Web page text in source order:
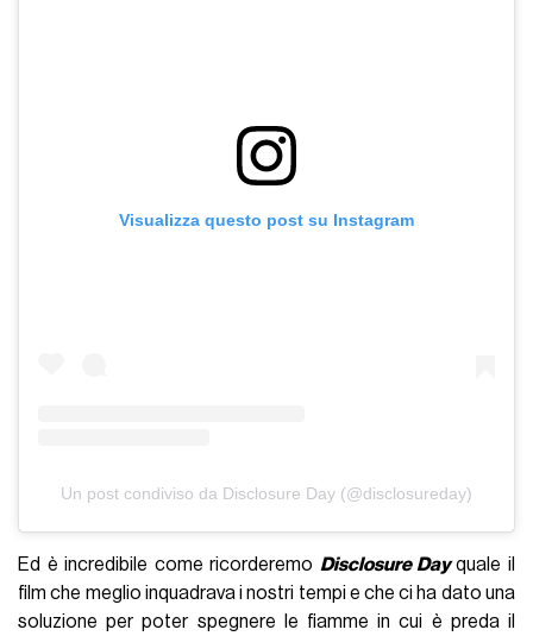
Visualizza questo post su Instagram
Un post condiviso da Disclosure Day (@disclosureday)
Ed è incredibile come ricorderemo Disclosure Dayquale il
film che meglio inquadrava i nostri tempi e che ci ha dato una
soluzione per poter spegnere le fiamme in cui è preda il